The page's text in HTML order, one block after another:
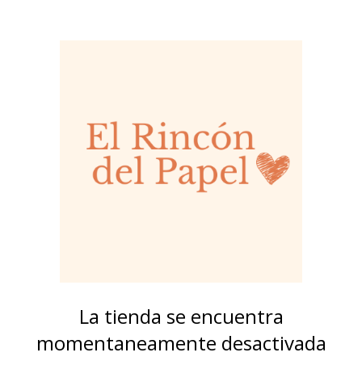
La tienda se encuentra
momentaneamente desactivada